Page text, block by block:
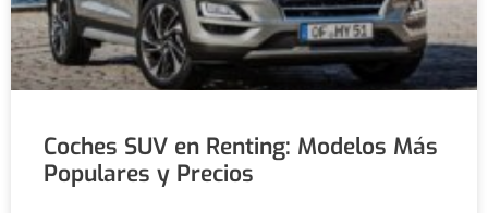
Coches SUV en Renting: Modelos Más
Populares y Precios